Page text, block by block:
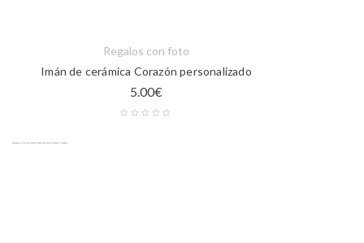
Regalos con foto
Imán de cerámica Corazón personalizado
5.00€
Sin stock